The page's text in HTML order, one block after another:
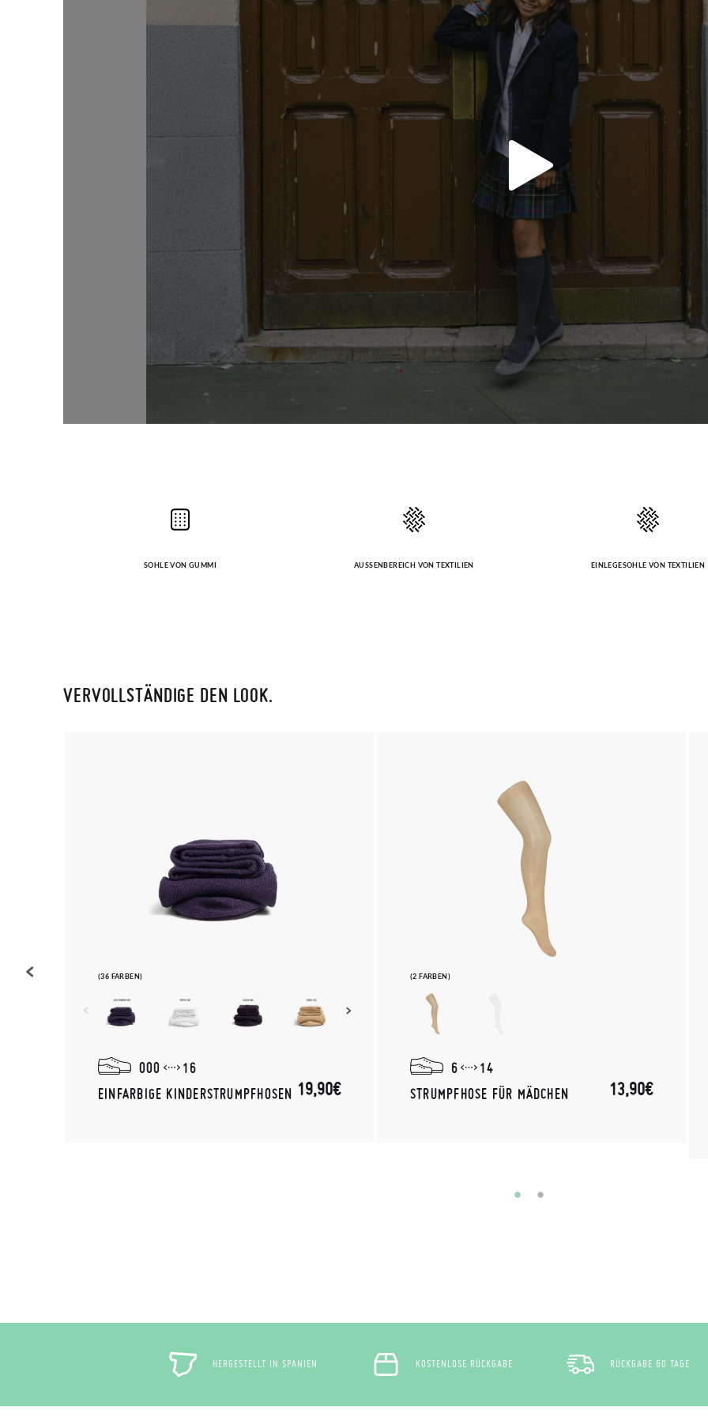
SOHLE VON GUMMI AUSSENBEREICH VON TEXTILIEN EINLEGESOHLE VON TEXTILIEN
VERVOLLSTÄNDIGE DEN LOOK.
(36 FARBEN)
000
16
EINFARBIGE KINDERSTRUMPFHOSEN 19,90€
(2 FARBEN)
6
14
STRUMPFHOSE FÜR MÄDCHEN
13,90€
HERGESTELLT IN SPANIEN KOSTENLOSE RÜCKGABE RÜCKGABE 60 TAGE